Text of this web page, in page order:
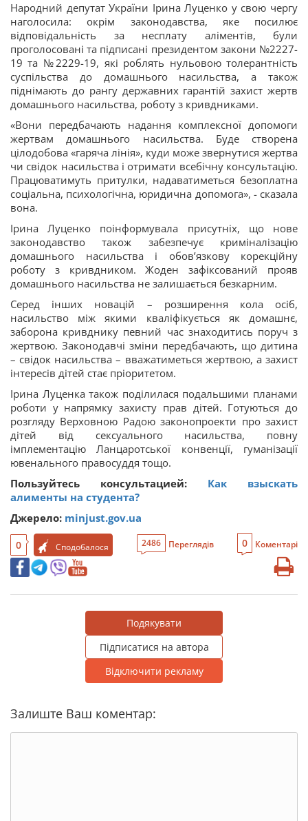
Народний депутат України Ірина Луценко у свою чергу
наголосила: окрім законодавства, яке посилює
відповідальність за несплату аліментів, були
проголосовані та підписані президентом закони №2227-
19 та №2229-19, які роблять нульовою толерантність
суспільства до домашнього насильства, а також
піднімають до рангу державних гарантій захист жертв
домашнього насильства, роботу з кривдниками.
«Вони передбачають надання комплексної допомоги
жертвам домашнього насильства. Буде створена
цілодобова «гаряча лінія», куди може звернутися жертва
чи свідок насильства і отримати всебічну консультацію.
Працюватимуть притулки, надаватиметься безоплатна
соціальна, психологічна, юридична допомога», - сказала
вона.
Ірина Луценко поінформувала присутніх, що нове
законодавство також забезпечує криміналізацію
домашнього насильства і обов’язкову корекційну
роботу з кривдником. Жоден зафіксований прояв
домашнього насильства не залишається безкарним.
Серед інших новацій – розширення кола осіб,
насильство між якими кваліфікується як домашнє,
заборона кривднику певний час знаходитись поруч з
жертвою. Законодавчі зміни передбачають, що дитина
– свідок насильства – вважатиметься жертвою, а захист
інтересів дітей стає пріоритетом.
Ірина Луценка також поділилася подальшими планами
роботи у напрямку захисту прав дітей. Готуються до
розгляду Верховною Радою законопроекти про захист
дітей від сексуального насильства, повну
імплементацію Ланцаротської конвенції, гуманізації
ювенального правосуддя тощо.
Пользуйтесь консультацией: Как взыскать
алименты на студента?
Джерело: minjust.gov.ua
0 Сподобалося 2486 Переглядів 0 Коментарі
Подякувати
Підписатися на автора
Відключити рекламу
Залиште Ваш коментар: